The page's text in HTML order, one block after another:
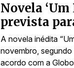
Novela
prevista
A novela inédita
novembro,
acordo com a